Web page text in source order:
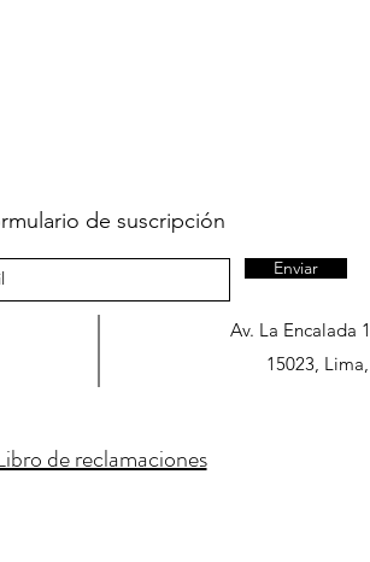
de suscripción
Enviar
Av. La Encalada
15023,
de reclamaciones